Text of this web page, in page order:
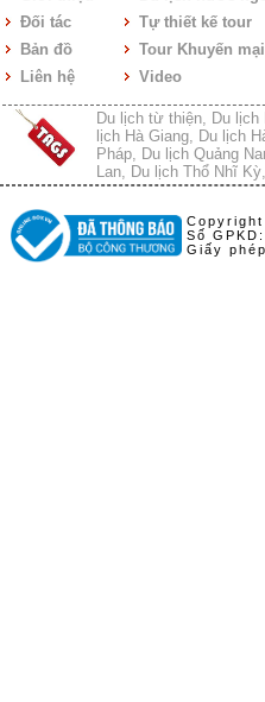
Đối tác
Bản đồ
Liên hệ
Tự thiết kế tour
Tour Khuyến mại
Video
Du lịch từ thiện, Du lịch
lịch Hà Giang, Du lịch
Pháp, Du lịch Quảng
Lan, Du lịch Thổ Nhĩ Kỳ,
Số
Giấy